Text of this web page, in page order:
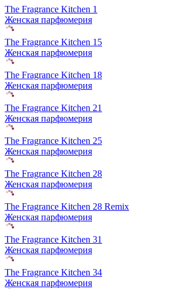
The Fragrance Kitchen 1
Женская парфюмерия
The Fragrance Kitchen 15
Женская парфюмерия
The Fragrance Kitchen 18
Женская парфюмерия
The Fragrance Kitchen 21
Женская парфюмерия
The Fragrance Kitchen 25
Женская парфюмерия
The Fragrance Kitchen 28
Женская парфюмерия
The Fragrance Kitchen 28 Remix
Женская парфюмерия
The Fragrance Kitchen 31
Женская парфюмерия
The Fragrance Kitchen 34
Женская парфюмерия